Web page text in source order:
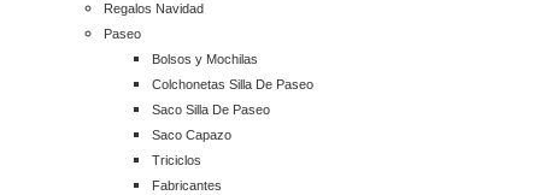
Regalos Navidad
Paseo
Bolsos y Mochilas
Colchonetas Silla De Paseo
Saco Silla De Paseo
Saco Capazo
Triciclos
Fabricantes